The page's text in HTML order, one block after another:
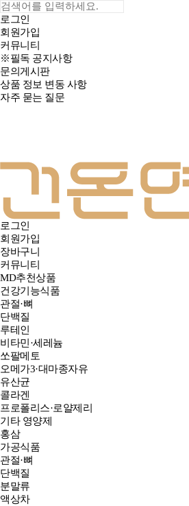
로그인
회원가입
커뮤니티
※필독 공지사항
문의게시판
상품 정보 변동 사항
자주 묻는 질문
로그인
회원가입
장바구니
커뮤니티
MD추천상품
건강기능식품
관절·뼈
단백질
루테인
비타민·세레늄
쏘팔메토
오메가3·대마종자유
유산균
콜라겐
프로폴리스·로얄제리
기타 영양제
홍삼
가공식품
관절·뼈
단백질
분말류
액상차